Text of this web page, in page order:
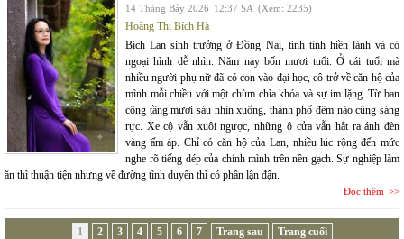
14 Tháng Bảy 2026 12:37 SA (Xem: 2235)
Hoàng Thị Bích Hà
Bích Lan sinh trưởng ở Đồng Nai, tính tình hiền lành và có
ngoại hình dễ nhìn. Năm nay bốn mươi tuổi. Ở cái tuổi mà
nhiều người phụ nữ đã có con vào đại học, cô trở về căn hộ của
mình mỗi chiều với một chùm chìa khóa và sự im lặng. Từ ban
công tầng mười sáu nhìn xuống, thành phố đêm nào cũng sáng
rực. Xe cộ vẫn xuôi ngược, những ô cửa vẫn hắt ra ánh đèn
vàng ấm áp. Chỉ có căn hộ của Lan, nhiều lúc rộng đến mức
nghe rõ tiếng dép của chính mình trên nền gạch. Sự nghiệp làm
ăn thì thuận tiện nhưng về đường tình duyên thì có phần lận đận.
Đọc thêm
1 2 3 4 5 6 7 Trang sau Trang cuối